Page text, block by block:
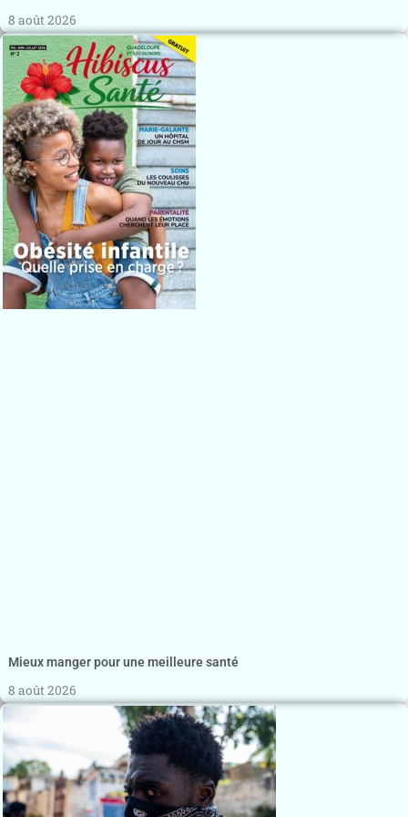
8 août 2026
Mieux manger pour une meilleure santé
8 août 2026